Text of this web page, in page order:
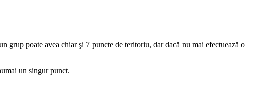
grup poate avea chiar şi 7 puncte de teritoriu, dar dacă nu mai efectuează o
un singur punct.